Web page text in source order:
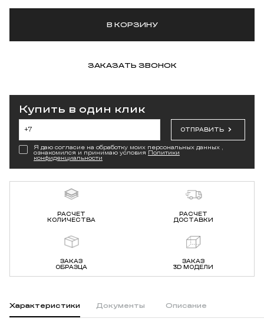
В КОРЗИНУ
ЗАКАЗАТЬ ЗВОНОК
Купить в один клик
ОТПРАВИТЬ
Я даю согласие на обработку моих персональных данных ,
ознакомился и принимаю условия Политики
конфиденциальности
РАСЧЕТ
КОЛИЧЕСТВА
РАСЧЕТ
ДОСТАВКИ
ЗАКАЗ
ОБРАЗЦА
ЗАКАЗ
3D МОДЕЛИ
Характеристики Документы Описание